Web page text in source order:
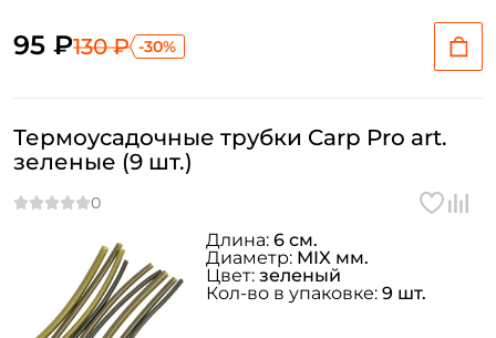
95 ₽130 ₽ -30%
Термоусадочные трубки Carp Pro art.
зеленые (9 шт.)
Длина: 6 см.
Диаметр: MIX мм.
Цвет: зеленый
Кол-во в упаковке: 9 шт.